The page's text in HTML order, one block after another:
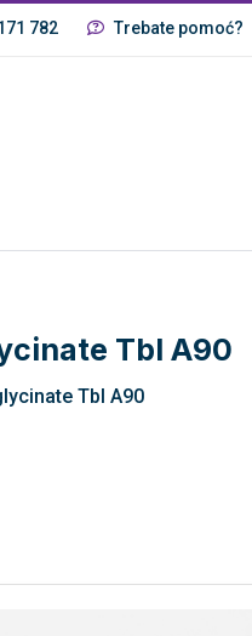
782 Trebate pomoć?
Tbl A90
Tbl A90